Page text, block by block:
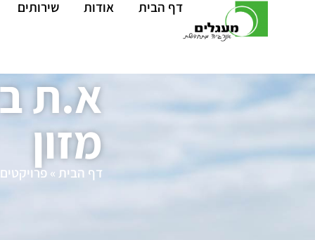
דף הבית אודות שירותים
א.ת
מזון
דף הבית » פרויקטים